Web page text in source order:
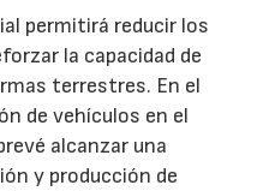
permitirá reducir los
la capacidad de
terrestres. En el
de vehículos en el
alcanzar una
y producción de